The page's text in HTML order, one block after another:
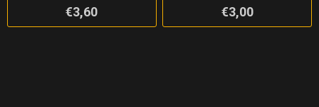
€3,60
€3,00